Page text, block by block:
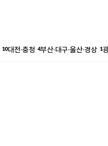
10대전·충청 4부산·대구·울산·경상 1